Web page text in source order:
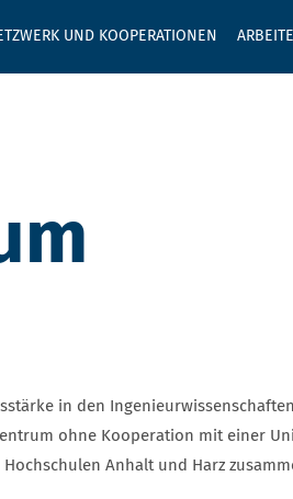
UND KOOPERATIONEN
GEBEN SIE
in den
ohne Kooperation mit einer
Anhalt und Harz